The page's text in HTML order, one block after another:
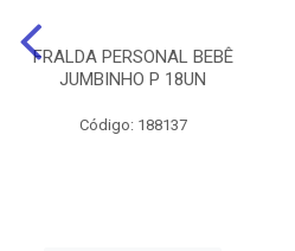
FRALDA PERSONAL BEBÊ
JUMBINHO P 18UN
Código: 188137